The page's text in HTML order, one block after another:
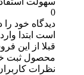
0
دیدگاه خود را
است ابتدا
قبلا از این
محصول ثبت
نظرات